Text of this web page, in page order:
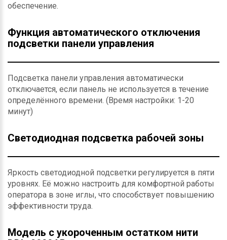
обеспечение.
Функция автоматического отключения
подсветки панели управления
Подсветка панели управления автоматически
отключается, если панель не используется в течение
определённого времени. (Время настройки: 1-20
минут)
Светодиодная подсветка рабочей зоны
Яркость светодиодной подсветки регулируется в пяти
уровнях. Её можно настроить для комфортной работы
оператора в зоне иглы, что способствует повышению
эффективности труда.
Модель с укороченным остатком нити